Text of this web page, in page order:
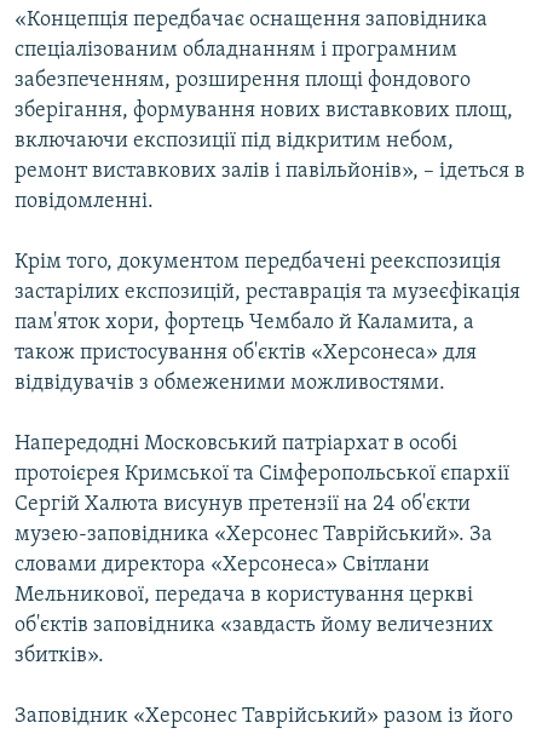
«Концепція передбачає оснащення заповідника
спеціалізованим обладнанням і програмним
забезпеченням, розширення площі фондового
зберігання, формування нових виставкових площ,
включаючи експозиції під відкритим небом,
ремонт виставкових залів і павільйонів», – ідеться в
повідомленні.
Крім того, документом передбачені реекспозиція
застарілих експозицій, реставрація та музеєфікація
пам'яток хори, фортець Чембало й Каламита, а
також пристосування об'єктів «Херсонеса» для
відвідувачів з обмеженими можливостями.
Напередодні Московський патріархат в особі
протоієрея Кримської та Сімферопольської єпархії
Сергій Халюта висунув претензії на 24 об'єкти
музею-заповідника «Херсонес Таврійський». За
словами директора «Херсонеса» Світлани
Мельникової, передача в користування церкві
об'єктів заповідника «завдасть йому величезних
збитків».
Заповідник «Херсонес Таврійський» разом із його